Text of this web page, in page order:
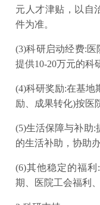
元人才津贴，以自
件为准。
(3)科研启动经费:医
提供10-20万元的科
(4)科研奖励:在基地
励、成果转化)按医
(5)生活保障与补助:
的生活补助，协助
(6)其他稳定的福
期、医院工会福利